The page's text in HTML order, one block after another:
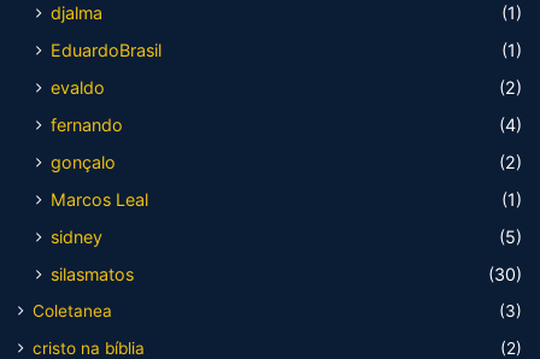
djalma
(1)
EduardoBrasil
(1)
evaldo
(2)
fernando
(4)
gonçalo
(2)
Marcos Leal
(1)
sidney
(5)
silasmatos
(30)
Coletanea
(3)
cristo na bíblia
(2)